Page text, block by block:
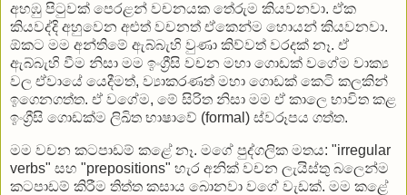
අහඹු පිටුවක් පෙරළන් වචනයක තේරුම කියවනවා. ඒක
කියවද්දි අහුවෙන අළුත් වචනත් ඒකෙන්ම හොයන් කියවනවා.
ඕකට මම අන්තිමේ ඇබ්බැහි වුණා කිව්වත් වරදක් නෑ. ඒ
ඇබ්බැහි වීම නිසා මම ඉංග්‍රීසි වචන මහා ගොඩක් වගේම වාක්‍ය
වල ඒවායේ යෙදීමත්, ව්‍යාකරණත් මහා ගොඩක් කෙටි කලකින්
ඉගෙනගත්ත. ඒ වගේම, මේ සිරිත නිසා මම ඒ කාලෙ භාවිත කළ
ඉංග්‍රීසි ගොඩක්ම ලිඛිත භාෂාවේ (formal) ස්වරූපය ගත්ත.
මම වචන කටපාඩම් කළේ නෑ. මගේ පුද්ගලික මතය: "irregular
verbs" සහ "prepositions" හැර අනික් වචන ලැයිස්තු බලෙන්ම
කටපාඩම් කිරීම තිත්ත කසාය බොනවා වගේ වැඩක්. මම කළේ